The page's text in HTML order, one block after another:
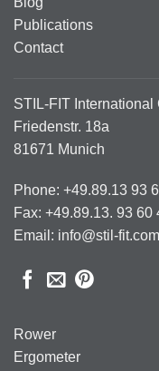
Publications
Contact
STIL-FIT International
Friedenstr. 18a
81671 Munich
Phone: +49.89.13 93
Fax: +49.89.13. 93 60
Email: info@stil-fit.com
Rower
Ergometer